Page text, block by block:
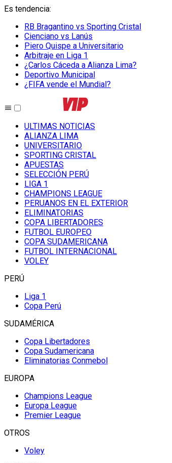
Es tendencia:
RB Bragantino vs Sporting Cristal
Cienciano vs Lanús
Piero Quispe a Universitario
Arbitraje en Liga 1
¿Carlos Cáceda a Alianza Lima?
Deportivo Municipal
¿FIFA vende el Mundial?
ULTIMAS NOTICIAS
ALIANZA LIMA
UNIVERSITARIO
SPORTING CRISTAL
APUESTAS
SELECCIÓN PERÚ
LIGA 1
CHAMPIONS LEAGUE
PERUANOS EN EL EXTERIOR
ELIMINATORIAS
COPA LIBERTADORES
FUTBOL EUROPEO
COPA SUDAMERICANA
FUTBOL INTERNACIONAL
VOLEY
PERÚ
Liga 1
Copa Perú
SUDAMÉRICA
Copa Libertadores
Copa Sudamericana
Eliminatorias Conmebol
EUROPA
Champions League
Europa League
Premier League
OTROS
Voley